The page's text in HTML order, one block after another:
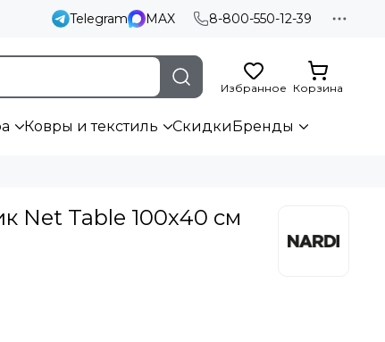
Telegram MAX 8-800-550-12-39
Избранное Корзина
Ковры и текстиль СкидкиБренды
Net Table 100х40 см